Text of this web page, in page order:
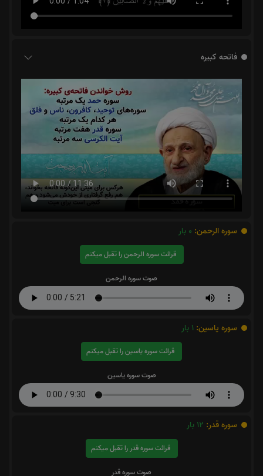
فاتحه کبیره
سوره الرحمن: 0 بار
قرائت سوره الرحمن را تقبل میکنم
صوت سوره الرحمن
سوره یاسین: 1 بار
قرائت سوره یاسین را تقبل میکنم
صوت سوره یاسین
سوره قدر: 12 بار
قرائت سوره قدر را تقبل میکنم
صوت سوره قدر